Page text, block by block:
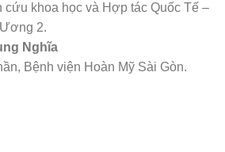
cứu khoa học và Hợp tác Quốc Tế –
2.
Nghĩa
Bệnh viện Hoàn Mỹ Sài Gòn.